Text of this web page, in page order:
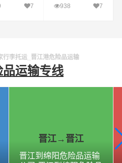
货运公
7
到达州货运公
938 7
行李托运_晋江港危险品运输
运输专线
晋江→晋江
晋江到绵阳危险品运输